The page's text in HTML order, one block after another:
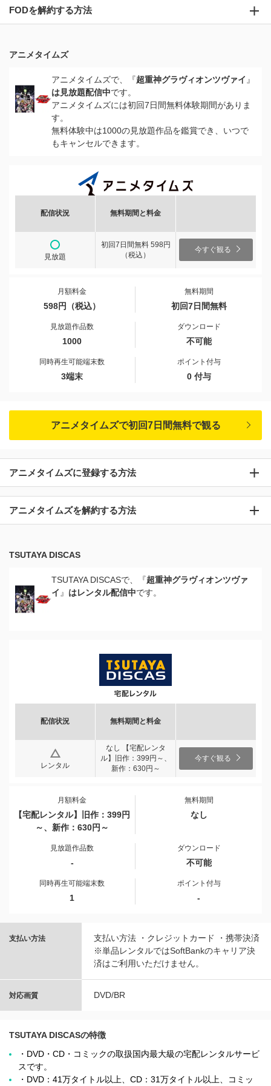
FODを解約する方法
アニメタイムズ
アニメタイムズで、『超重神グラヴィオンツヴァイ 』
は見放題配信中です。
アニメタイムズには初回7日間無料体験期間がありま
す。
無料体験中は1000の見放題作品を鑑賞でき、いつで
もキャンセルできます。
配信状況 無料期間と料金
見放題
初回7日間無料 598円
（税込）
今すぐ観る
月額料金
598円（税込）
無料期間
初回7日間無料
見放題作品数
1000
ダウンロード
不可能
同時再生可能端末数
3端末
ポイント付与
0 付与
アニメタイムズで初回7日間無料で観る
アニメタイムズに登録する方法
アニメタイムズを解約する方法
TSUTAYA DISCAS
TSUTAYA DISCASで、『超重神グラヴィオンツヴァ
イ 』 はレンタル配信中です。
配信状況 無料期間と料金
レンタル
なし 【宅配レンタ
ル】旧作：399円～、
新作：630円～
今すぐ観る
月額料金
【宅配レンタル】旧作：399円
～、新作：630円～
無料期間
なし
見放題作品数
-
ダウンロード
不可能
同時再生可能端末数
1
ポイント付与
-
支払い方法
支払い方法 ・クレジットカード ・携帯決済
※単品レンタルではSoftBankのキャリア決
済はご利用いただけません。
対応画質 DVD/BR
TSUTAYA DISCASの特徴
・DVD・CD・コミックの取扱国内最大級の宅配レンタルサービ
スです。
・DVD：41万タイトル以上、CD：31万タイトル以上、コミッ